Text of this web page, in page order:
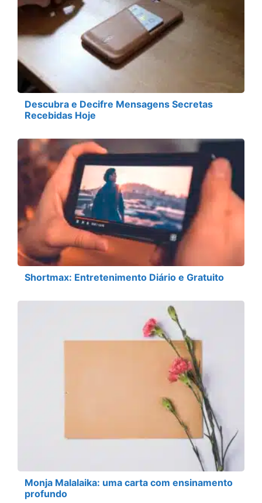
Descubra e Decifre Mensagens Secretas
Recebidas Hoje
Shortmax: Entretenimento Diário e Gratuito
Monja Malalaika: uma carta com ensinamento
profundo